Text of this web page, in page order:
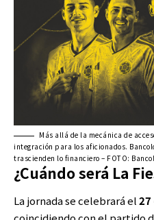
Más allá de la mecánica de
integración para los aficionados.
trascienden lo financiero – FOTO:
¿Cuándo será La
La jornada se celebrará el27